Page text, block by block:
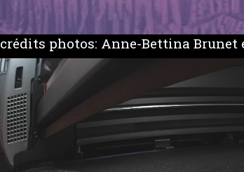
crédits photos: Anne-Bettina Brunet